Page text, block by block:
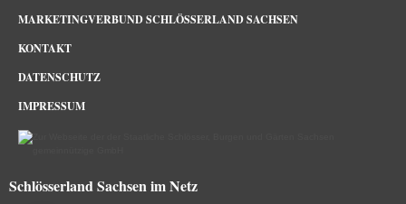
MARKETINGVERBUND SCHLÖSSERLAND SACHSEN
KONTAKT
DATENSCHUTZ
IMPRESSUM
Schlösserland Sachsen im Netz